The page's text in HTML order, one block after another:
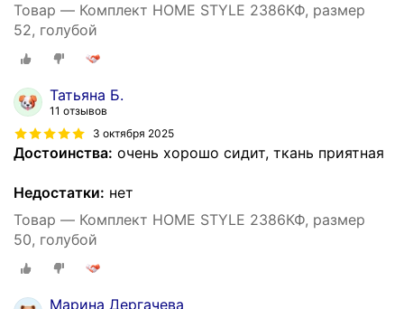
Товар — Комплект HOME STYLE 2386КФ, размер
52, голубой
Татьяна Б.
11 отзывов
3 октября 2025
Достоинства: очень хорошо сидит, ткань приятная
Недостатки: нет
Товар — Комплект HOME STYLE 2386КФ, размер
50, голубой
Марина Дергачева